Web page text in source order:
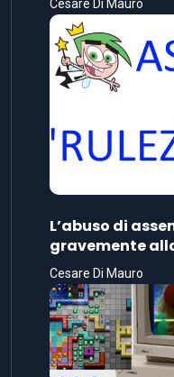
Cesare Di Mauro
L’abuso di
gravemente
Cesare Di Mauro